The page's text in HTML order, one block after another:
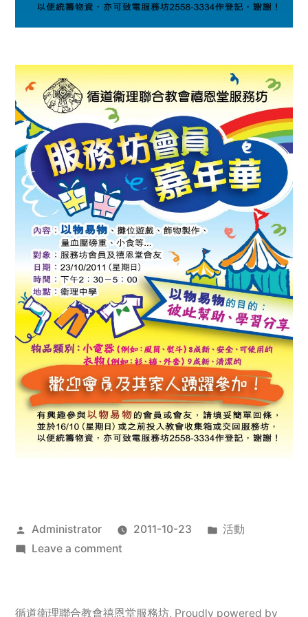
Posted
by
Administrator 2011-10-23
Posted
活動
Leave a commenton
服
循道衛理聯合教會禧恩堂服務坊, Proudly powered by